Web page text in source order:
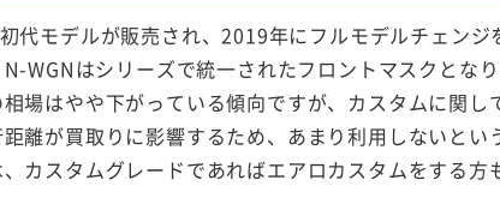
代モデルが販売され、2019年にフルモデルチェン
WGNはシリーズで統一されたフロントマスクとな
場はやや下がっている傾向ですが、カスタムに関
離が買取りに影響するため、あまり利用しないと
カスタムグレードであればエアロカスタムをする方